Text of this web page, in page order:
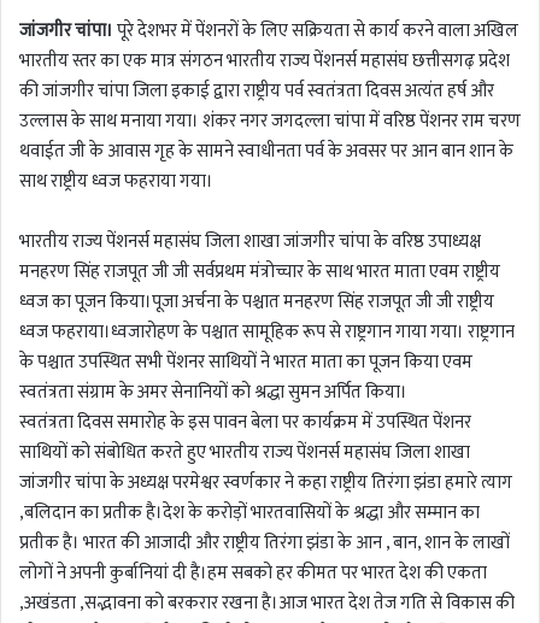
जांजगीर चांपा। पूरे देशभर में पेंशनरों के लिए सक्रियता से कार्य करने वाला अखिल
भारतीय स्तर का एक मात्र संगठन भारतीय राज्य पेंशनर्स महासंघ छत्तीसगढ़ प्रदेश
की जांजगीर चांपा जिला इकाई द्वारा राष्ट्रीय पर्व स्वतंत्रता दिवस अत्यंत हर्ष और
उल्लास के साथ मनाया गया। शंकर नगर जगदल्ला चांपा में वरिष्ठ पेंशनर राम चरण
थवाईत जी के आवास गृह के सामने स्वाधीनता पर्व के अवसर पर आन बान शान के
साथ राष्ट्रीय ध्वज फहराया गया।
भारतीय राज्य पेंशनर्स महासंघ जिला शाखा जांजगीर चांपा के वरिष्ठ उपाध्यक्ष
मनहरण सिंह राजपूत जी जी सर्वप्रथम मंत्रोच्चार के साथ भारत माता एवम राष्ट्रीय
ध्वज का पूजन किया।पूजा अर्चना के पश्चात मनहरण सिंह राजपूत जी जी राष्ट्रीय
ध्वज फहराया।ध्वजारोहण के पश्चात सामूहिक रूप से राष्ट्रगान गाया गया। राष्ट्रगान
के पश्चात उपस्थित सभी पेंशनर साथियों ने भारत माता का पूजन किया एवम
स्वतंत्रता संग्राम के अमर सेनानियों को श्रद्धा सुमन अर्पित किया।
स्वतंत्रता दिवस समारोह के इस पावन बेला पर कार्यक्रम में उपस्थित पेंशनर
साथियों को संबोधित करते हुए भारतीय राज्य पेंशनर्स महासंघ जिला शाखा
जांजगीर चांपा के अध्यक्ष परमेश्वर स्वर्णकार ने कहा राष्ट्रीय तिरंगा झंडा हमारे त्याग
,बलिदान का प्रतीक है।देश के करोड़ों भारतवासियों के श्रद्धा और सम्मान का
प्रतीक है। भारत की आजादी और राष्ट्रीय तिरंगा झंडा के आन , बान, शान के लाखों
लोगों ने अपनी कुर्बानियां दी है।हम सबको हर कीमत पर भारत देश की एकता
,अखंडता ,सद्भावना को बरकरार रखना है।आज भारत देश तेज गति से विकास की